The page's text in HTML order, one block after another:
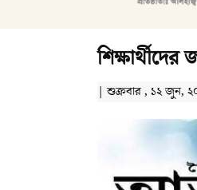
| শুক্রবার , ১২ জুন,